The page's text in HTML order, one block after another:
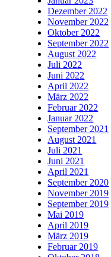
Dezember 2022
November 2022
Oktober 2022
September 2022
August 2022
Juli 2022
Juni 2022
April 2022
März 2022
Februar 2022
Januar 2022
September 2021
August 2021
Juli 2021
Juni 2021
April 2021
September 2020
November 2019
September 2019
Mai 2019
April 2019
März 2019
Februar 2019